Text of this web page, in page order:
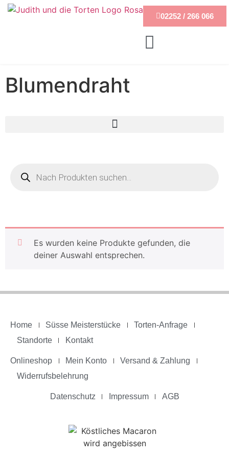
02252 / 266 066
Blumendraht
Es wurden keine Produkte gefunden, die
deiner Auswahl entsprechen.
Home Süsse Meisterstücke
Torten-Anfrage
Standorte
Kontakt
Onlineshop Mein Konto
Versand & Zahlung
Widerrufsbelehrung
Datenschutz Impressum AGB